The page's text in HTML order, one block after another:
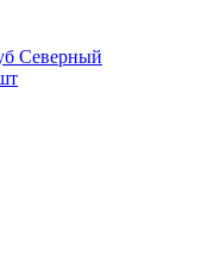
Северный